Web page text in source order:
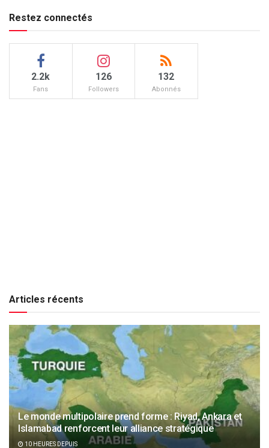
Restez connectés
2.2k
Fans
126
Followers
132
Abonnés
Articles récents
Le monde multipolaire prend forme : Riyad, Ankara et
Islamabad renforcent leur alliance stratégique
10 HEURES DEPUIS